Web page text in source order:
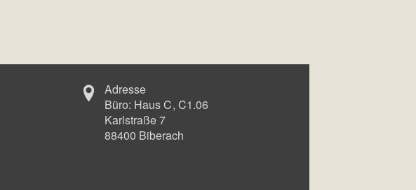
Adresse
Büro: Haus C C1.06
Karlstraße 7
88400 Biberach